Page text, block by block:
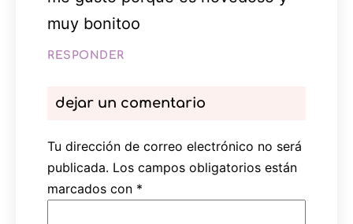
muy bonitoo
RESPONDER
dejar un comentario
Tu dirección de correo electrónico no será
publicada. Los campos obligatorios están
marcados con *